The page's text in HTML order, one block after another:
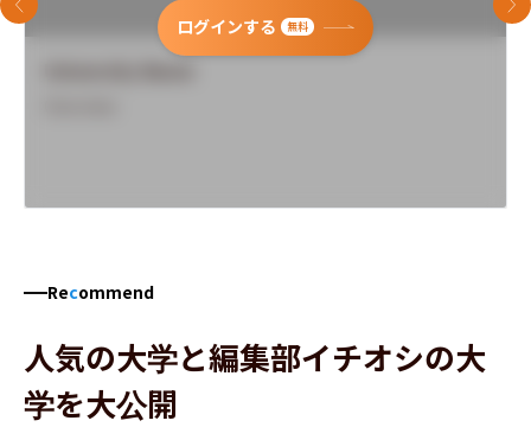
ログインする 無料
前のスライド 次
Recommend
人気の大学と編集部イチオシの大
学を大公開